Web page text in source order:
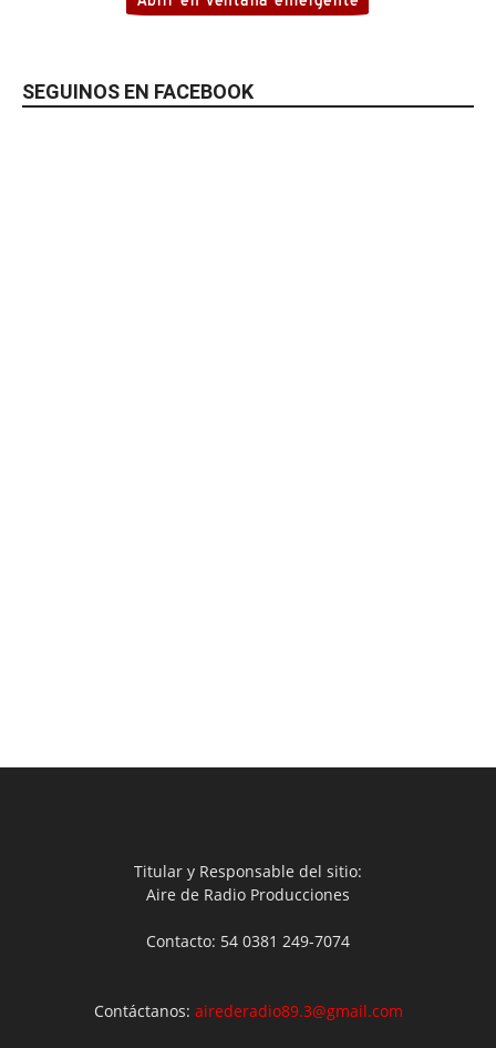
SEGUINOS EN FACEBOOK
Titular y Responsable del sitio:
Aire de Radio Producciones
Contacto: 54 0381 249-7074
Contáctanos: airederadio89.3@gmail.com